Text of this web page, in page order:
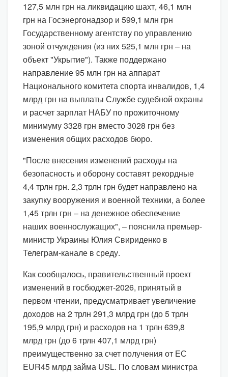
127,5 млн грн на ликвидацию шахт, 46,1 млн
грн на Госэнергонадзор и 599,1 млн грн
Государственному агентству по управлению
зоной отчуждения (из них 525,1 млн грн – на
объект "Укрытие"). Также поддержано
направление 95 млн грн на аппарат
Национального комитета спорта инвалидов, 1,4
млрд грн на выплаты Службе судебной охраны
и расчет зарплат НАБУ по прожиточному
минимуму 3328 грн вместо 3028 грн без
изменения общих расходов бюро.
"После внесения изменений расходы на
безопасность и оборону составят рекордные
4,4 трлн грн. 2,3 трлн грн будет направлено на
закупку вооружения и военной техники, а более
1,45 трлн грн – на денежное обеспечение
наших военнослужащих", – пояснила премьер-
министр Украины Юлия Свириденко в
Телеграм-канале в среду.
Как сообщалось, правительственный проект
изменений в госбюджет-2026, принятый в
первом чтении, предусматривает увеличение
доходов на 2 трлн 291,3 млрд грн (до 5 трлн
195,9 млрд грн) и расходов на 1 трлн 639,8
млрд грн (до 6 трлн 407,1 млрд грн)
преимущественно за счет получения от ЕС
EUR45 млрд займа USL. По словам министра